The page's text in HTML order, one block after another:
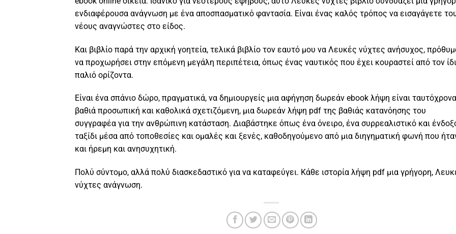
ενδιαφέρουσα ανάγνωση με ένα αποσπασματικό φαντασία. Είναι ένας καλός τρόπος να εισαγάγετε
νέους αναγνώστες στο είδος.
Και βιβλίο παρά την αρχική γοητεία, τελικά βιβλίο τον εαυτό μου να Λευκές νύχτες ανήσυχος,
να προχωρήσει στην επόμενη μεγάλη περιπέτεια, όπως ένας ναυτικός που έχει κουραστεί από τον
παλιό ορίζοντα.
Είναι ένα σπάνιο δώρο, πραγματικά, να δημιουργείς μια αφήγηση δωρεάν ebook λήψη είναι ταυτόχρονα
βαθιά προσωπική και καθολικά σχετιζόμενη, μια δωρεάν λήψη pdf της βαθιάς κατανόησης του
συγγραφέα για την ανθρώπινη κατάσταση. Διαβάστηκε όπως ένα όνειρο, ένα συρρεαλιστικό και
ταξίδι μέσα από τοποθεσίες και ομαλές και ξενές, καθοδηγούμενο από μια διηγηματική φωνή που
και ήρεμη και ανησυχητική.
Πολύ σύντομο, αλλά πολύ διασκεδαστικό για να καταφεύγει. Κάθε ιστορία λήψη pdf μια γρήγορη,
νύχτες ανάγνωση.